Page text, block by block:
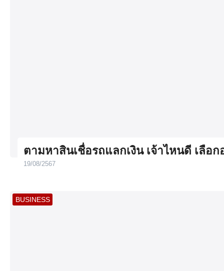
ตามหาสินเชื่อรถแลกเงิน เจ้าไหนดี เลือ
19/08/2567
BUSINESS